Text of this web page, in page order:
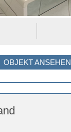
OBJEKT ANSEHEN